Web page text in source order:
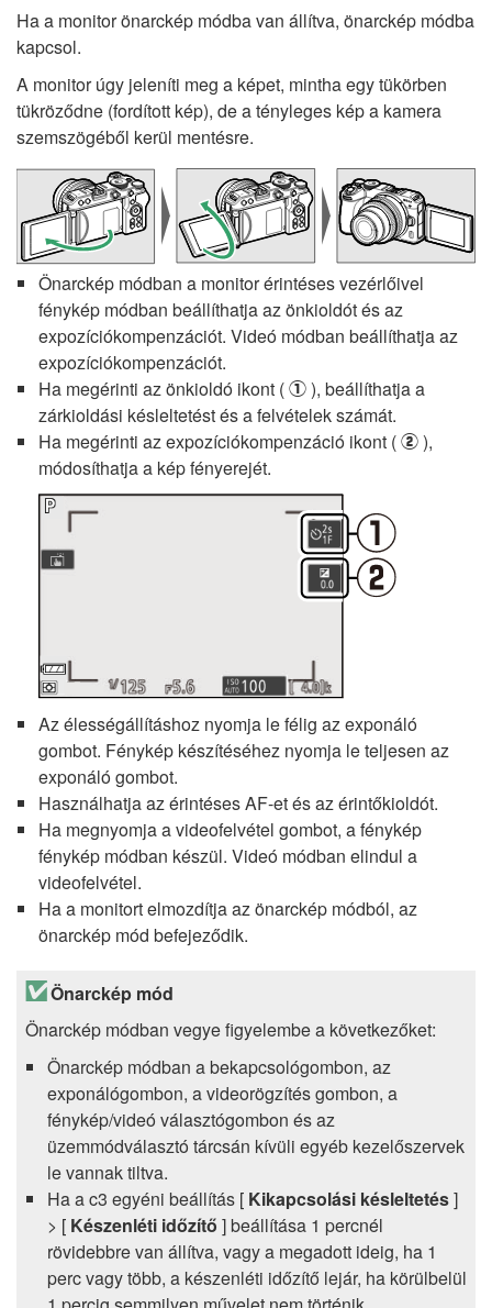
Ha a monitor önarckép módba van állítva, önarckép módba
kapcsol.
A monitor úgy jeleníti meg a képet, mintha egy tükörben
tükröződne (fordított kép), de a tényleges kép a kamera
szemszögéből kerül mentésre.
Önarckép módban a monitor érintéses vezérlőivel
fénykép módban beállíthatja az önkioldót és az
expozíciókompenzációt. Videó módban beállíthatja az
expozíciókompenzációt.
Ha megérinti az önkioldó ikont ( q ), beállíthatja a
zárkioldási késleltetést és a felvételek számát.
Ha megérinti az expozíciókompenzáció ikont ( w ),
módosíthatja a kép fényerejét.
Az élességállításhoz nyomja le félig az exponáló
gombot. Fénykép készítéséhez nyomja le teljesen az
exponáló gombot.
Használhatja az érintéses AF-et és az érintőkioldót.
Ha megnyomja a videofelvétel gombot, a fénykép
fénykép módban készül. Videó módban elindul a
videofelvétel.
Ha a monitort elmozdítja az önarckép módból, az
önarckép mód befejeződik.
Önarckép mód
Önarckép módban vegye figyelembe a következőket:
Önarckép módban a bekapcsológombon, az
exponálógombon, a videorögzítés gombon, a
fénykép/videó választógombon és az
üzemmódválasztó tárcsán kívüli egyéb kezelőszervek
le vannak tiltva.
Ha a c3 egyéni beállítás [ Kikapcsolási késleltetés]
> [ Készenléti időzítő ] beállítása 1 percnél
rövidebbre van állítva, vagy a megadott ideig, ha 1
perc vagy több, a készenléti időzítő lejár, ha körülbelül